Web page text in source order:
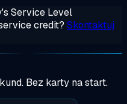
Service Level
credit? Skontaktuj
Bez karty na start.